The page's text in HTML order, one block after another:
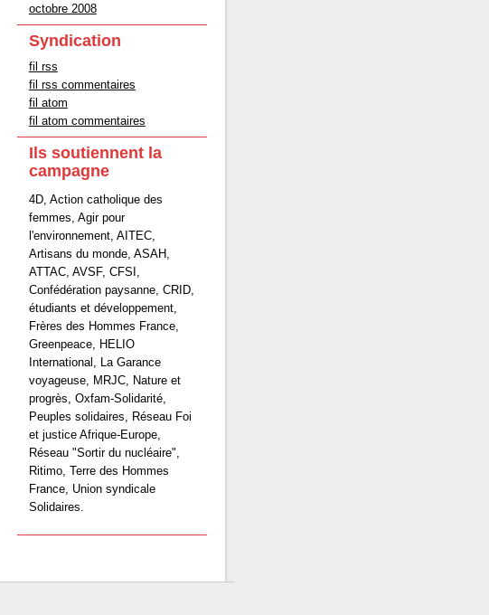
octobre 2008
Syndication
fil rss
fil rss commentaires
fil atom
fil atom commentaires
Ils soutiennent la
campagne
4D, Action catholique des
femmes, Agir pour
l'environnement, AITEC,
Artisans du monde, ASAH,
ATTAC, AVSF, CFSI,
Confédération paysanne, CRID,
étudiants et développement,
Frères des Hommes France,
Greenpeace, HELIO
International, La Garance
voyageuse, MRJC, Nature et
progrès, Oxfam-Solidarité,
Peuples solidaires, Réseau Foi
et justice Afrique-Europe,
Réseau "Sortir du nucléaire",
Ritimo, Terre des Hommes
France, Union syndicale
Solidaires.